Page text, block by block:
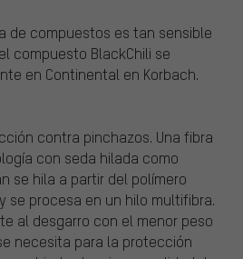
de compuestos es tan sensible
compuesto BlackChili se
en Continental en Korbach.
contra pinchazos. Una fibra
con seda hilada como
se hila a partir del polímero
se procesa en un hilo multifibra.
al desgarro con el menor peso
necesita para la protección